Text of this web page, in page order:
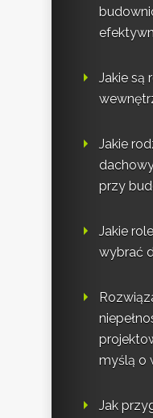
Jakie są
Jakie
przy
Jakie
wybrać
myślą o
Jak